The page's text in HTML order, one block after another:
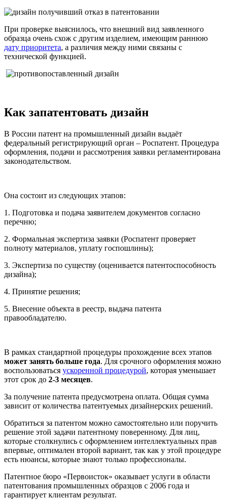
При проверке выяснилось, что внешний вид заявленного
образца очень схож с другим изделием, имеющим раннюю
дату приоритета, а различия между ними связаны с
технической функцией.
Как запатентовать дизайн
В России патент на промышленный дизайн выдаёт
федеральный регистрирующий орган – Роспатент. Процедура
оформления, подачи и рассмотрения заявки регламентирована
законодательством.
Она состоит из следующих этапов:
1. Подготовка и подача заявителем документов согласно
перечню;
2. Формальная экспертиза заявки (Роспатент проверяет
полноту материалов, уплату госпошлины);
3. Экспертиза по существу (оценивается патентоспособность
дизайна);
4. Принятие решения;
5. Внесение объекта в реестр, выдача патента
правообладателю.
В рамках стандартной процедуры прохождение всех этапов
может занять больше года. Для срочного оформления можно
воспользоваться ускоренной процедурой, которая уменьшает
этот срок до 2-3 месяцев.
За получение патента предусмотрена оплата. Общая сумма
зависит от количества патентуемых дизайнерских решений.
Обратиться за патентом можно самостоятельно или поручить
решение этой задачи патентному поверенному. Для лиц,
которые столкнулись с оформлением интеллектуальных прав
впервые, оптимален второй вариант, так как у этой процедуре
есть нюансы, которые знают только профессионалы.
Патентное бюро «Первоисток» оказывает услуги в области
патентования промышленных образцов с 2006 года и
гарантирует клиентам результат.